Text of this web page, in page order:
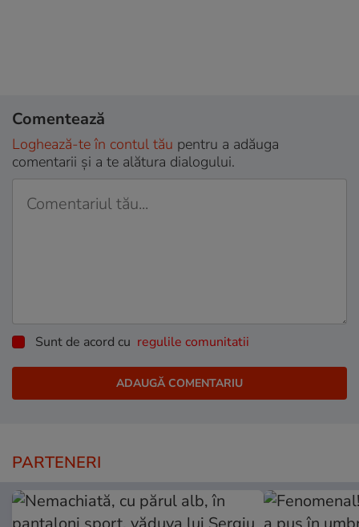
Comentează
Loghează-te în contul tău pentru a adăuga
comentarii și a te alătura dialogului.
Sunt de acord cu regulile comunitatii
PARTENERI